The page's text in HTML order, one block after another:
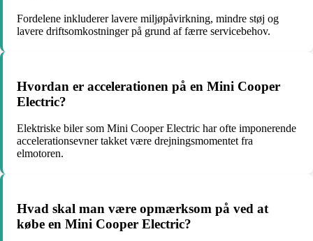
Fordelene inkluderer lavere miljøpåvirkning, mindre støj og
lavere driftsomkostninger på grund af færre servicebehov.
Hvordan er accelerationen på en Mini Cooper
Electric?
Elektriske biler som Mini Cooper Electric har ofte imponerende
accelerationsevner takket være drejningsmomentet fra
elmotoren.
Hvad skal man være opmærksom på ved at
købe en Mini Cooper Electric?